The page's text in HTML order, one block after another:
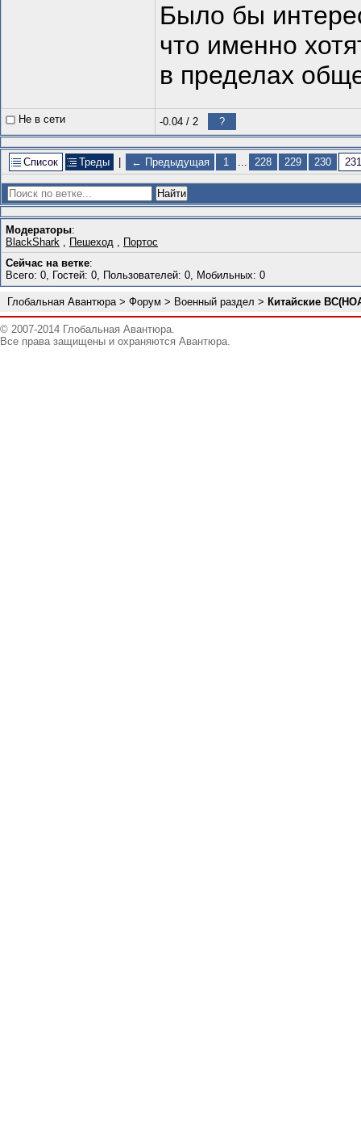
Было бы
что именно
в пределах
Не в сети -0.04 / 2 ?
Список Треды ← Предыдущая 1 ... 228 229 230 231
Модераторы:
BlackShark , Пешеход , Портос
Сейчас на ветке:
Всего: 0, Гостей: 0, Пользователей: 0, Мобильных: 0
Глобальная Авантюра> Форум > Военный раздел > Китайские
© 2007-2014 Глобальная Авантюра.
Все права защищены и охраняются Авантюра.